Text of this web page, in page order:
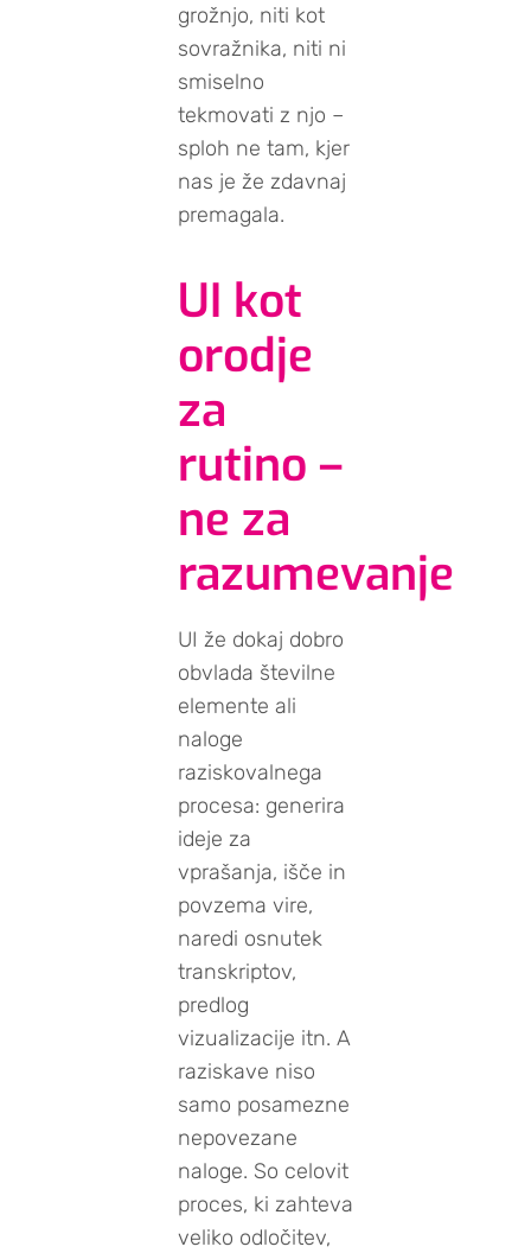
grožnjo, niti kot
sovražnika, niti ni
smiselno
tekmovati z njo –
sploh ne tam, kjer
nas je že zdavnaj
premagala.
UI kot
orodje
za
rutino –
ne za
razumevanje
UI že dokaj dobro
obvlada številne
elemente ali
naloge
raziskovalnega
procesa: generira
ideje za
vprašanja, išče in
povzema vire,
naredi osnutek
transkriptov,
predlog
vizualizacije itn. A
raziskave niso
samo posamezne
nepovezane
naloge. So celovit
proces, ki zahteva
veliko odločitev,